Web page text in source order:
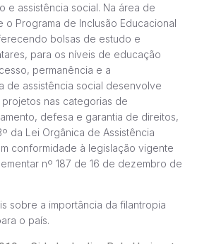
e assistência social. Na área de
Programa de Inclusão Educacional
bolsas de estudo e
para os níveis de educação
permanência e a
de assistência social desenvolve
nas categorias de
defesa e garantia de direitos,
da Lei Orgânica de Assistência
conformidade à legislação vigente
nº 187 de 16 de dezembro de
sobre a importância da filantropia
o país.